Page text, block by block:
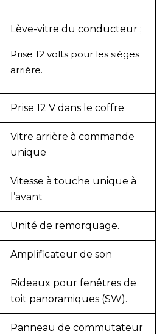
Lève-vitre du conducteur ;
Prise 12 volts pour les sièges
arrière.
Prise 12 V dans le coffre
Vitre arrière à commande
unique
Vitesse à touche unique à
l’avant
Unité de remorquage.
Amplificateur de son
Rideaux pour fenêtres de
toit panoramiques (SW).
Panneau de commutateur